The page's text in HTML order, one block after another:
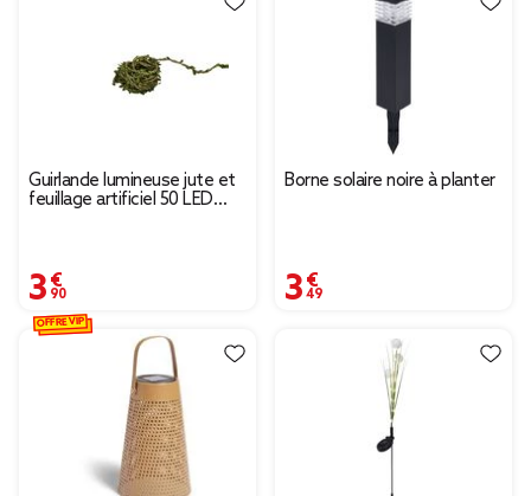
Guirlande lumineuse jute et
feuillage artificiel 50 LED
3,90 €
Borne solaire noire à planter
3,49 €
OFFRE VIP